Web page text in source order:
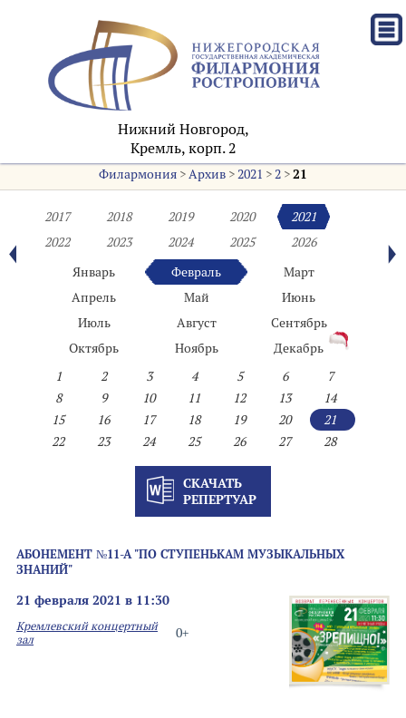
Нижний Новгород,
Кремль, корп. 2
Филармония>Архив>2021 >2>21
2017 2018 2019 2020
2021
2022
2023 2024 2025
2026
Январь
Февраль
Март
Апрель
Май
Июнь
Июль
Август
Сентябрь
Октябрь
Ноябрь
Декабрь
1
2 3 4 5 6
7
8
9 10 11 12 13
14
15
16 17 18 19 20
21
22
23 24 25 26 27 28
СКАЧАТЬ
РЕПЕРТУАР
АБОНЕМЕНТ №11-А "ПО СТУПЕНЬКАМ МУЗЫКАЛЬНЫХ
ЗНАНИЙ"
21 февраля 2021 в 11:30
0+
Кремлевский концертный
зал